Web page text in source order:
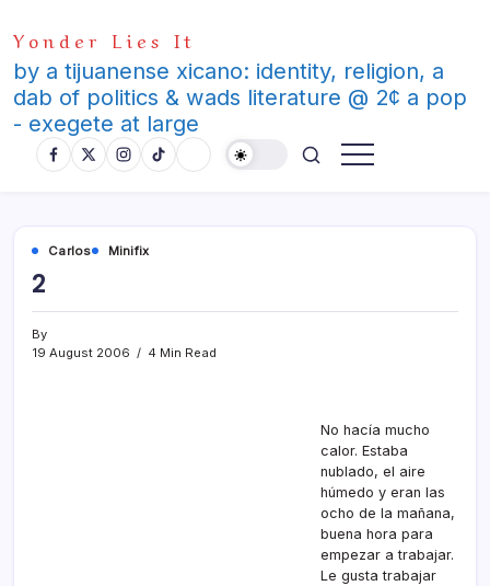
to
content
Yonder Lies It
by a tijuanense xicano: identity, religion, a
dab of politics & wads literature @ 2¢ a pop
- exegete at large
Carlos Minifix
2
By
19 August 2006
4 Min Read
No hací­a mucho
calor. Estaba
nublado, el aire
húmedo y eran las
ocho de la mañana,
buena hora para
empezar a trabajar.
Le gusta trabajar